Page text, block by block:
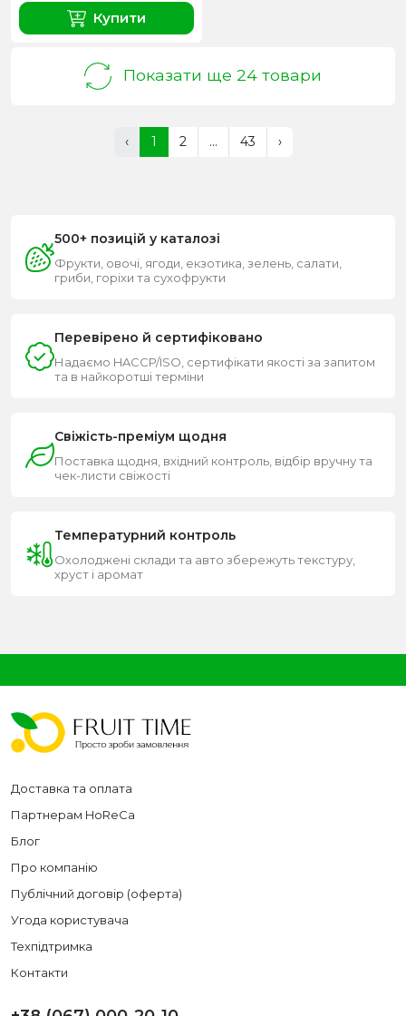
Купити
Показати ще 24 товари
‹ 1 2 ... 43 ›
500+ позицій у каталозі
Фрукти, овочі, ягоди, екзотика, зелень, салати,
гриби, горіхи та сухофрукти
Перевірено й сертифіковано
Надаємо HACCP/ISO, сертифікати якості за запитом
та в найкоротші терміни
Свіжість-преміум щодня
Поставка щодня, вхідний контроль, відбір вручну та
чек-листи свіжості
Температурний контроль
Охолоджені склади та авто збережуть текстуру,
хруст і аромат
Доставка та оплата
Партнерам HoReCa
Блог
Про компанію
Публічний договір (оферта)
Угода користувача
Техпідтримка
Контакти